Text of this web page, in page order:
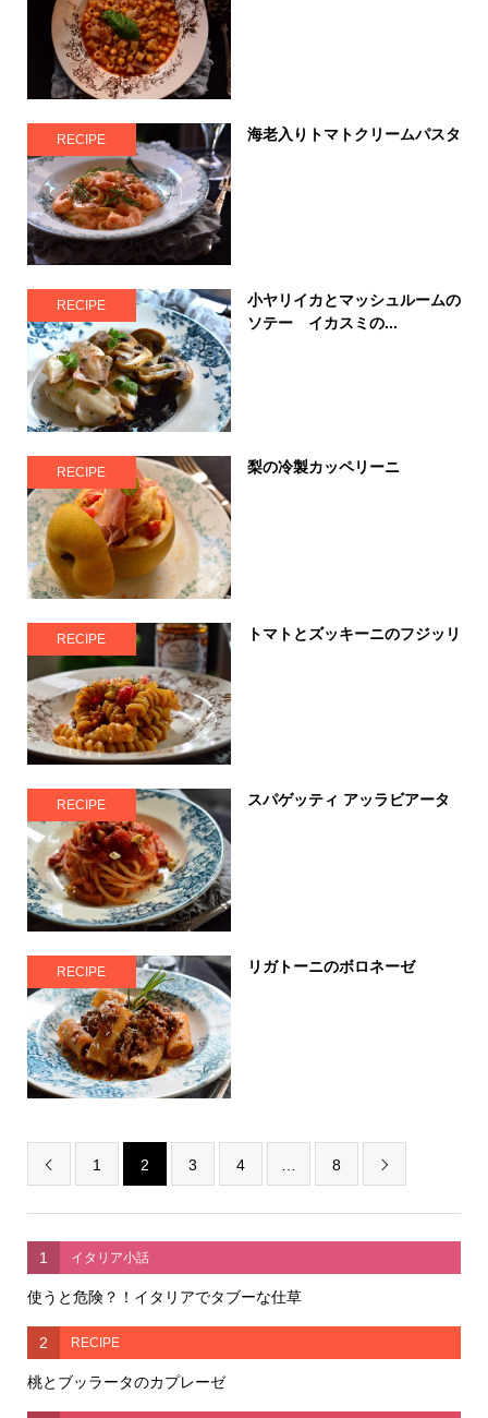
RECIPE 海老入りトマトクリームパスタ
RECIPE
小ヤリイカとマッシュルームの
ソテー イカスミの...
RECIPE 梨の冷製カッペリーニ
RECIPE トマトとズッキーニのフジッリ
RECIPE スパゲッティ アッラビアータ
RECIPE リガトーニのボロネーゼ
 1 2 3 4 8 
1 イタリア小話
使うと危険？！イタリアでタブーな仕草
2 RECIPE
桃とブッラータのカプレーゼ